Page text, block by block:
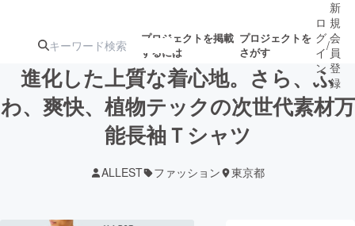
プロジェクトを掲載
するには
プロジェクトを
さがす
注目のリ 注目の新着プロ募集終了が近いプ
ロ
グ
イ
ン
/
新
規
会
員
登
録
進化した上質な着心地。さら、ふ
わ、爽快、植物テックの次世代素材万
能長袖Ｔシャツ
ALLEST ファッション 東京都